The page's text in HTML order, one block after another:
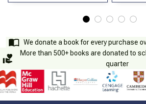
We donate a book for every purchase
More than 500+ books are donated to
quarter